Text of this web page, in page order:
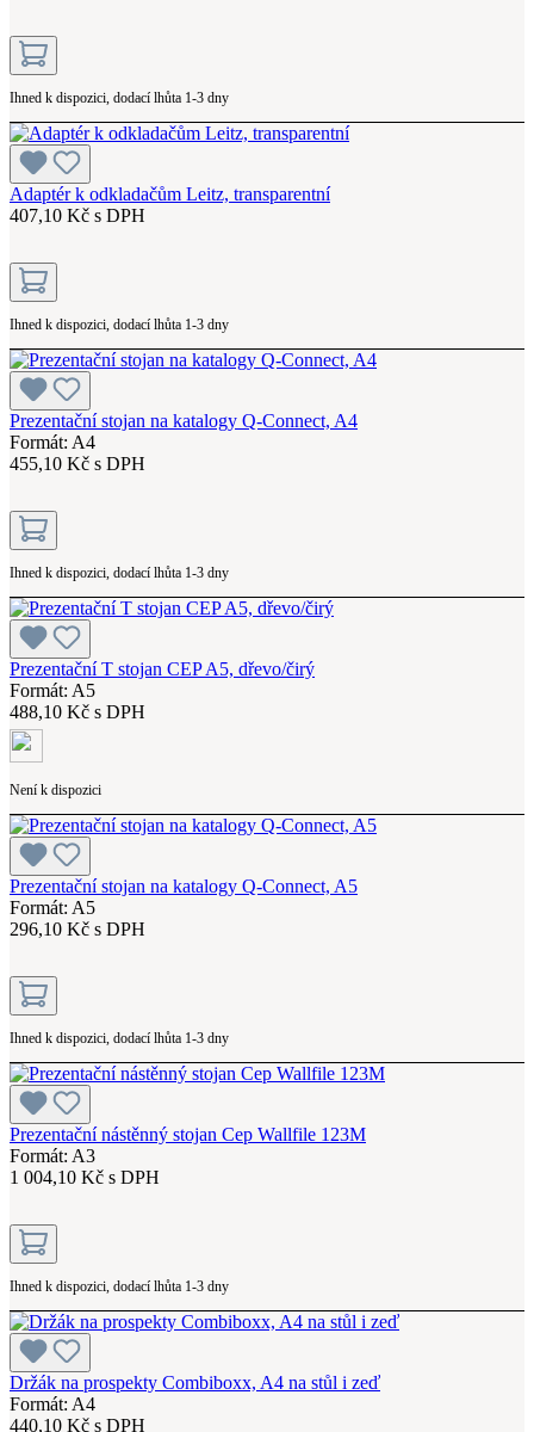
Ihned k dispozici, dodací lhůta 1-3 dny
Adaptér k odkladačům Leitz, transparentní
407,10 Kč s DPH
Ihned k dispozici, dodací lhůta 1-3 dny
Prezentační stojan na katalogy Q-Connect, A4
Formát: A4
455,10 Kč s DPH
Ihned k dispozici, dodací lhůta 1-3 dny
Prezentační T stojan CEP A5, dřevo/čirý
Formát: A5
488,10 Kč s DPH
Není k dispozici
Prezentační stojan na katalogy Q-Connect, A5
Formát: A5
296,10 Kč s DPH
Ihned k dispozici, dodací lhůta 1-3 dny
Prezentační nástěnný stojan Cep Wallfile 123M
Formát: A3
1 004,10 Kč s DPH
Ihned k dispozici, dodací lhůta 1-3 dny
Držák na prospekty Combiboxx, A4 na stůl i zeď
Formát: A4
440,10 Kč s DPH